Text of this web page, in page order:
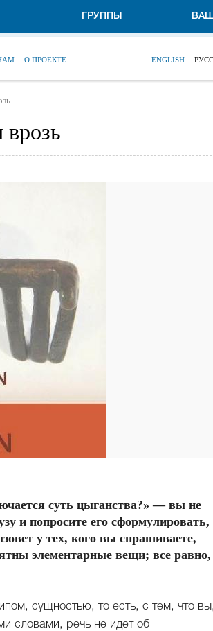
ГРУППЫ
О ПРОЕКТЕ ENGLISH
суть цыганства?» — вы не
и попросите его сформулировать,
у тех, кого вы спрашиваете,
элементарные вещи; все равно,
сущностью, то есть, с тем, что вы,
словами, речь не идет об